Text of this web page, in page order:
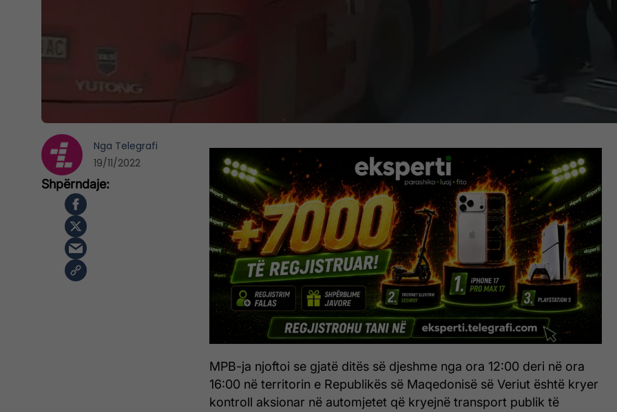
MPB-ja njoftoi se gjatë ditës së djeshme nga ora 12:00 deri në ora
16:00 në territorin e Republikës së Maqedonisë së Veriut është kryer
kontroll aksionar në automjetet që kryejnë transport publik të
Nga Telegrafi
19/11/2022